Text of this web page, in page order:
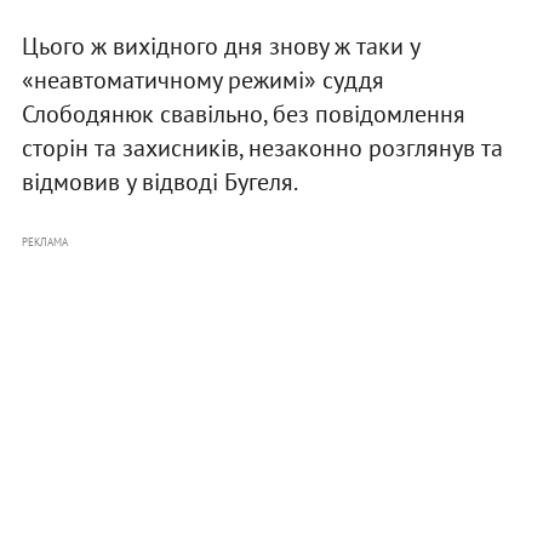
Цього ж вихідного дня знову ж таки у
«неавтоматичному режимі» суддя
Слободянюк свавільно, без повідомлення
сторін та захисників, незаконно розглянув та
відмовив у відводі Бугеля.
РЕКЛАМА